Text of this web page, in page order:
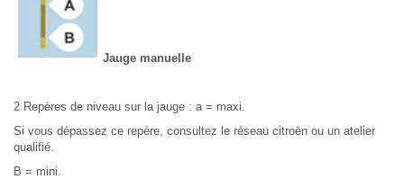
Jauge manuelle
2 Repères de niveau sur la jauge : a = maxi.
Si vous dépassez ce repère, consultez le réseau citroën ou un atelier
qualifié.
B = mini.